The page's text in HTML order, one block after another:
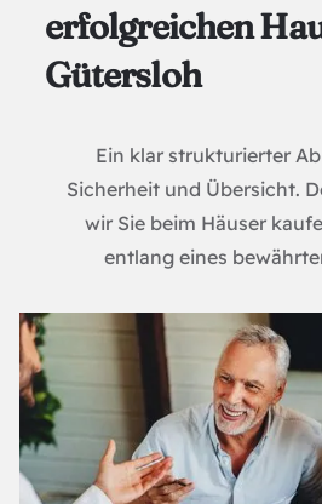
erfolgreichen
Gütersloh
Ein klar strukturierter
Sicherheit und Übersicht.
wir Sie beim Häuser
entlang eines